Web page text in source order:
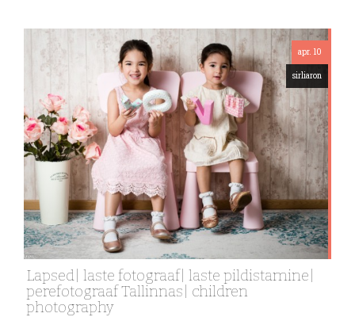
apr. 10
sirliaron
Lapsed| laste fotograaf| laste pildistamine|
perefotograaf Tallinnas| children
photography